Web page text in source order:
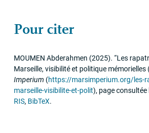
Pour citer
MOUMEN Abderahmen (2025). “Les
Marseille, visibilité et politique mémorielles
Imperium (https://marsimperium.org/les-
marseille-visibilite-et-polit), page
RIS, BibTeX.